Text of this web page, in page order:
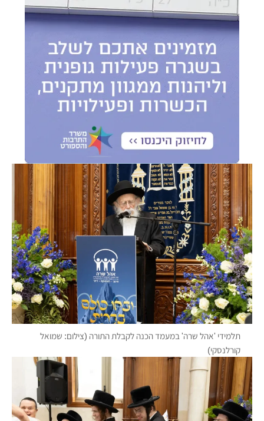
תלמידי 'אהל שרה' במעמד הכנה לקבלת התורה (צילום: שמואל
קורלנסקי)